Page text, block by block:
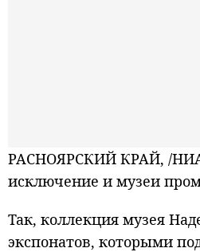
РАСНОЯРСКИЙ КРАЙ, /
исключение и музеи
Так, коллекция музея
экспонатов, которыми